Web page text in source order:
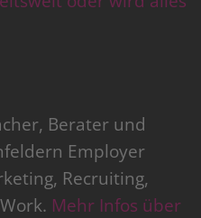
Berater und
Employer
Recruiting,
Mehr Infos über